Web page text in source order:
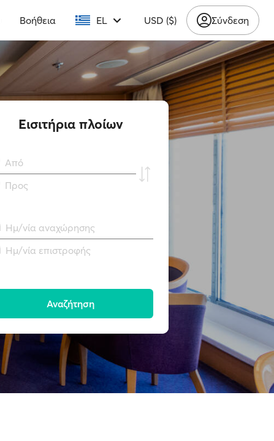
Βοήθεια EL USD ($) Σύνδεση
Εισιτήρια πλοίων
Από
Προς
Ημ/νία αναχώρησης
Ημ/νία επιστροφής
Αναζήτηση